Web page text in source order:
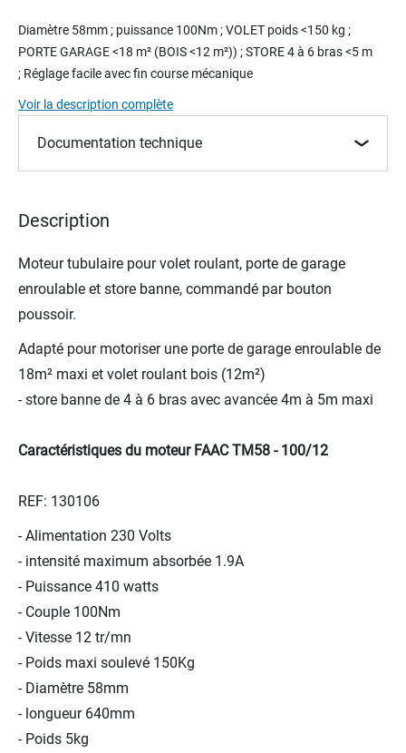
to
the
of
the
images
gallery
Diamètre 58mm ; puissance 100Nm ; VOLET poids <150 kg ;
PORTE GARAGE <18 m² (BOIS <12 m²)) ; STORE 4 à 6 bras <5 m
; Réglage facile avec fin course mécanique
Voir la description complète
Documentation technique
Description
Moteur tubulaire pour volet roulant, porte de garage
enroulable et store banne, commandé par bouton
poussoir.
Adapté pour motoriser une porte de garage enroulable de
18m² maxi et volet roulant bois (12m²)
- store banne de 4 à 6 bras avec avancée 4m à 5m maxi
Caractéristiques du moteur FAAC TM58 - 100/12
REF: 130106
- Alimentation 230 Volts
- intensité maximum absorbée 1.9A
- Puissance 410 watts
- Couple 100Nm
- Vitesse 12 tr/mn
- Poids maxi soulevé 150Kg
- Diamètre 58mm
- longueur 640mm
- Poids 5kg